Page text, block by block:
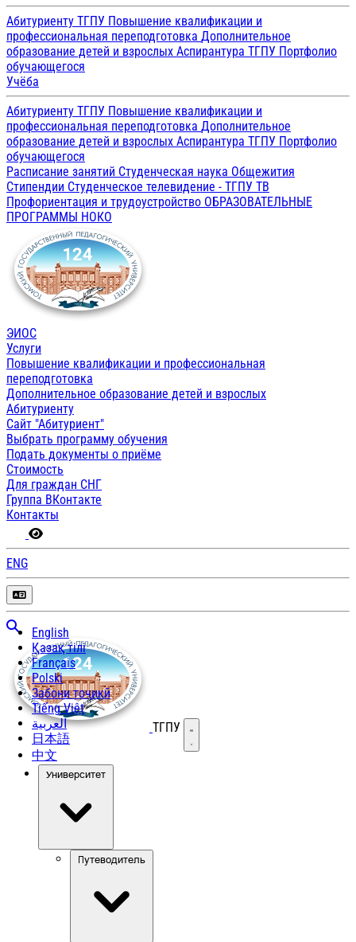
Абитуриенту ТГПУ Повышение квалификации и
профессиональная переподготовка Дополнительное
образование детей и взрослых Аспирантура ТГПУ Портфолио
обучающегося
Учёба
Абитуриенту ТГПУ Повышение квалификации и
профессиональная переподготовка Дополнительное
образование детей и взрослых Аспирантура ТГПУ Портфолио
обучающегося
Расписание занятий Студенческая наука Общежития
Стипендии Студенческое телевидение - ТГПУ ТВ
Профориентация и трудоустройство ОБРАЗОВАТЕЛЬНЫЕ
ПРОГРАММЫ НОКО
ЭИОС
Услуги
Повышение квалификации и профессиональная
переподготовка
Дополнительное образование детей и взрослых
Абитуриенту
Сайт "Абитуриент"
Выбрать программу обучения
Подать документы о приёме
Стоимость
Для граждан СНГ
Группа ВКонтакте
Контакты
ENG
English
Қазақ тілі
Français
Polski
Забони тоҷикӣ
Tiếng Việt
العربية
日本語
中文
ТГПУ Открыть меню
Университет
Путеводитель